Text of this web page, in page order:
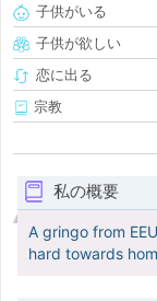
子供がいる
子供が欲しい
恋に出る
宗教
私の概要
A gringo from
hard towards